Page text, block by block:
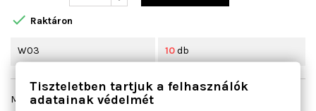
 Raktáron
W03 10db
Megosztás
Tiszteletben tartjuk a felhasználók
adatainak védelmét